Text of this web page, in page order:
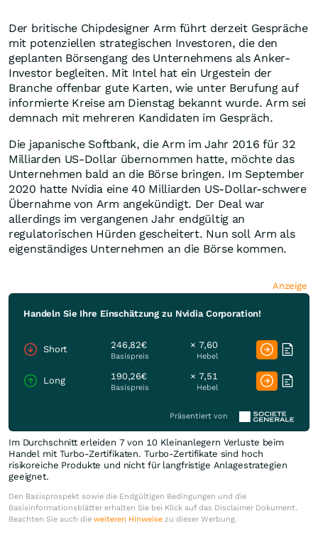
Der britische Chipdesigner Arm führt derzeit Gespräche
mit potenziellen strategischen Investoren, die den
geplanten Börsengang des Unternehmens als Anker-
Investor begleiten. Mit Intel hat ein Urgestein der
Branche offenbar gute Karten, wie unter Berufung auf
informierte Kreise am Dienstag bekannt wurde. Arm sei
demnach mit mehreren Kandidaten im Gespräch.
Die japanische Softbank, die Arm im Jahr 2016 für 32
Milliarden US-Dollar übernommen hatte, möchte das
Unternehmen bald an die Börse bringen. Im September
2020 hatte Nvidia eine 40 Milliarden US-Dollar-schwere
Übernahme von Arm angekündigt. Der Deal war
allerdings im vergangenen Jahr endgültig an
regulatorischen Hürden gescheitert. Nun soll Arm als
eigenständiges Unternehmen an die Börse kommen.
Anzeige
Handeln Sie Ihre Einschätzung zu Nvidia Corporation!
Short 246,82€
Basispreis
× 7,60
Hebel
Long 190,26€
Basispreis
× 7,51
Hebel
Präsentiert von
Im Durchschnitt erleiden 7 von 10 Kleinanlegern Verluste beim
Handel mit Turbo-Zertifikaten. Turbo-Zertifikate sind hoch
risikoreiche Produkte und nicht für langfristige Anlagestrategien
geeignet.
Den Basisprospekt sowie die Endgültigen Bedingungen und die
Basisinformationsblätter erhalten Sie bei Klick auf das Disclaimer Dokument.
Beachten Sie auch die weiteren Hinweise zu dieser Werbung.